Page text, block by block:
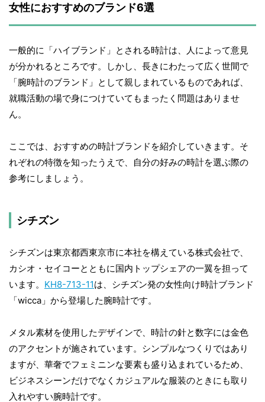
女性におすすめのブランド6選
一般的に「ハイブランド」とされる時計は、人によって意見
が分かれるところです。しかし、長きにわたって広く世間で
「腕時計のブランド」として親しまれているものであれば、
就職活動の場で身につけていてもまったく問題はありませ
ん。
ここでは、おすすめの時計ブランドを紹介していきます。そ
れぞれの特徴を知ったうえで、自分の好みの時計を選ぶ際の
参考にしましょう。
シチズン
シチズンは東京都西東京市に本社を構えている株式会社で、
カシオ・セイコーとともに国内トップシェアの一翼を担って
います。 KH8-713-11は、シチズン発の女性向け時計ブランド
「wicca」から登場した腕時計です。
メタル素材を使用したデザインで、時計の針と数字には金色
のアクセントが施されています。シンプルなつくりではあり
ますが、華奢でフェミニンな要素も盛り込まれているため、
ビジネスシーンだけでなくカジュアルな服装のときにも取り
入れやすい腕時計です。